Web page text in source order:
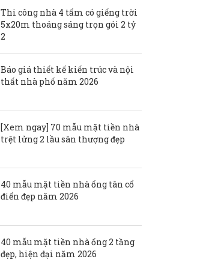
Thi công nhà 4 tấm có giếng trời
5x20m thoáng sáng trọn gói 2 tỷ
2
Báo giá thiết kế kiến trúc và nội
thất nhà phố năm 2026
[Xem ngay] 70 mẫu mặt tiền nhà
trệt lửng 2 lầu sân thượng đẹp
40 mẫu mặt tiền nhà ống tân cổ
điển đẹp năm 2026
40 mẫu mặt tiền nhà ống 2 tầng
đẹp, hiện đại năm 2026